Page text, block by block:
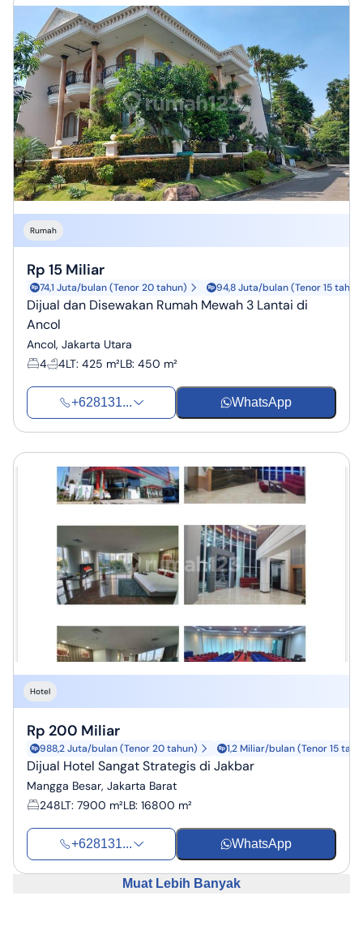
Rumah
Rp 15 Miliar
74,1 Juta/bulan (Tenor 20 tahun) 94,8 Juta/bulan (Tenor 15
Dijual dan Disewakan Rumah Mewah 3 Lantai di
Ancol
Ancol, Jakarta Utara
4
4LT: 425 m²LB: 450 m²
+628131... WhatsApp
Hotel
Rp 200 Miliar
988,2 Juta/bulan (Tenor 20 tahun) 1,2 Miliar/bulan (Tenor 15
Dijual Hotel Sangat Strategis di Jakbar
Mangga Besar, Jakarta Barat
248LT: 7900 m²LB: 16800 m²
+628131... WhatsApp
Muat Lebih Banyak